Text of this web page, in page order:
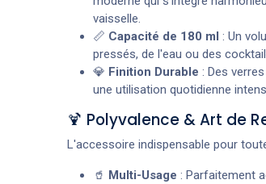
vaisselle.
📏 Capacité de 180 ml : Un
pressés, de l'eau ou des
💎 Finition Durable : Des
une utilisation quotidienne
🍹 Polyvalence & Art de
L'accessoire indispensable pour
🥤 Multi-Usage : Parfaitement